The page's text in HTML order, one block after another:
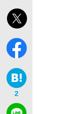
2